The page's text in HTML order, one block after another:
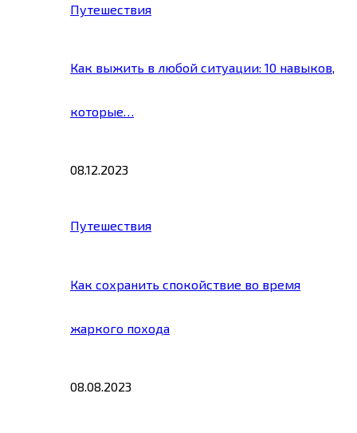
Путешествия
Как выжить в любой ситуации: 10 навыков,
которые…
08.12.2023
Путешествия
Как сохранить спокойствие во время
жаркого похода
08.08.2023